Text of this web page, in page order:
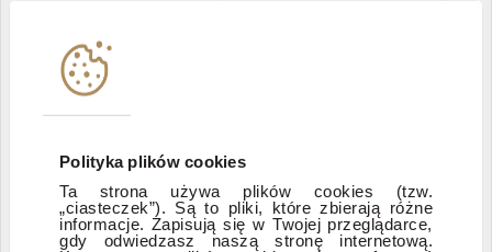
Polityka plików cookies
Ta strona używa plików cookies (tzw.
„ciasteczek”). Są to pliki, które zbierają różne
informacje. Zapisują się w Twojej przeglądarce,
gdy odwiedzasz naszą stronę internetową.
Instytucje współpracujące
Zastrzeżenia prawne